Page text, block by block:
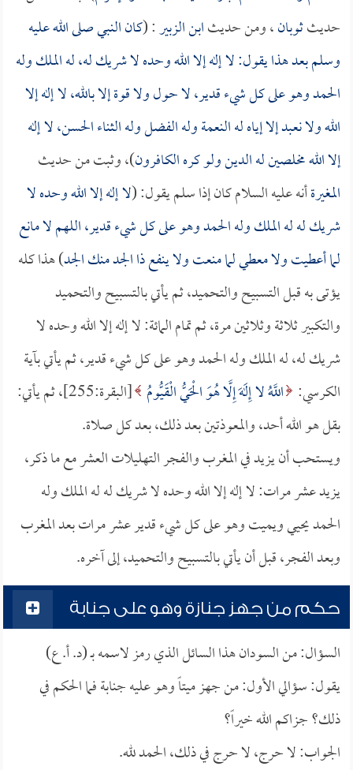
حديثثوبان، ومن حديثابن الزبير: (كان النبي صلى الله عليه
وسلم بعد هذا يقول: لا إله إلا الله وحده لا شريك له، له الملك وله
الحمد وهو على كل شيء قدير، لا حول ولا قوة إلا بالله، لا إله إلا
الله ولا نعبد إلا إياه له النعمة وله الفضل وله الثناء الحسن، لا إله
إلا الله مخلصين له الدين ولو كره الكافرون)، وثبت من حديث
المغيرةأنه عليه السلام كان إذا سلم يقول: (لا إله إلا الله وحده لا
شريك له له الملك وله الحمد وهو على كل شيء قدير، اللهم لا مانع
لما أعطيت ولا معطي لما منعت ولا ينفع ذا الجد منك الجد) هذا كله
يؤتى به قبل التسبيح والتحميد، ثم يأتي بالتسبيح والتحميد
والتكبير ثلاثة وثلاثين مرة، ثم تمام المائة: لا إله إلا الله وحده لا
شريك له، له الملك وله الحمد وهو على كل شيء قدير، ثم يأتي بآية
الكرسي: اللَّهُ لا إِلَهَ إِلَّا هُوَ الْحَيُّ الْقَيُّومُ
[البقرة:255]، ثم يأتي:
بقل هو الله أحد، والمعوذتين بعد ذلك، بعد كل صلاة.
ويستحب أن يزيد في المغرب والفجر التهليلات العشر مع ما ذكر،
يزيد عشر مرات: لا إله إلا الله وحده لا شريك له له الملك وله
الحمد يحيي ويميت وهو على كل شيء قدير عشر مرات بعد المغرب
وبعد الفجر، قبل أن يأتي بالتسبيح والتحميد، إلى آخره.
حكم من جهز جنازة وهو على جنابة
السؤال: من السودان هذا السائل الذي رمز لاسمه بـ (د. أ. ع)
يقول: سؤالي الأول: من جهز ميتاً وهو عليه جنابة فما الحكم في
ذلك؟ جزاكم الله خيراً؟
الجواب: لا حرج، لا حرج في ذلك، الحمد لله.